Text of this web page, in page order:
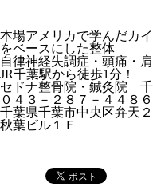
本場アメリカで学んだカ
をベースにした整体
自律神経失調症・頭痛・
JR千葉駅から徒歩1分！
セドナ整骨院・鍼灸院
０４３－２８７－４４８６
千葉県千葉市中央区弁天２
秋葉ビル１Ｆ